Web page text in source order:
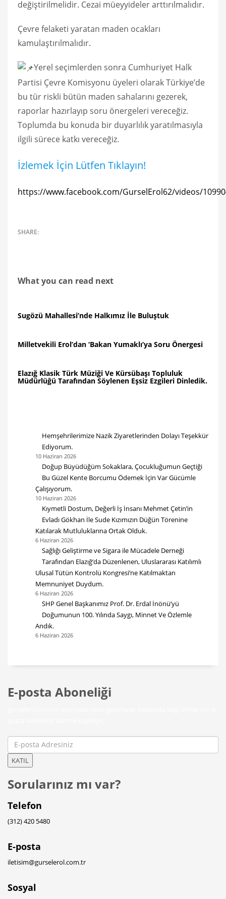
değiştirilmelidir. Cezai müeyyideler arttırılmalıdır.
Çevre felaketi yaratan maden ocakları
kamulaştırılmalıdır.
Yerel seçimlerden sonra Cumhuriyet Halk
Partisi Çevre Komisyonu üyeleri olarak Türkiye’de
bu tür riskli bütün maden sahalarını gezerek,
raporlar hazırlayıp soru önergeleri vereceğiz.
Toplumda bu konuda bir duyarlılık yaratılmasıyla
ilgili sürece katkı vereceğiz.
İzlemek İçin Lütfen Tıklayın!
https://www.facebook.com/GurselErol62/videos/
What you can read next
Sugözü Mahallesi’nde Halkımız İle Buluştuk
Milletvekili Erol’dan ‘Bakan Yumaklı’ya Soru Önergesi
Elazığ Klasik Türk Müziği Ve Kürsübaşı Topluluk
Müdürlüğü Tarafından Söylenen Eşsiz Ezgileri Dinledik.
Hemşehrilerimize Nazik Ziyaretlerinden Dolayı Teşekkür
Ediyorum.
10 Haziran 2026
Doğup Büyüdüğüm Sokaklara, Çocukluğumun Geçtiği
Bu Güzel Kente Borcumu Ödemek İçin Var Gücümle
Çalışıyorum.
10 Haziran 2026
Kıymetli Dostum, Değerli İş İnsanı Mehmet Çetin’in
Evladı Gökhan İle Sude Kızımızın Düğün Törenine
Katılarak Mutluluklarına Ortak Olduk.
6 Haziran 2026
Sağlığı Geliştirme ve Sigara ile Mücadele Derneği
Tarafından Elazığ’da Düzenlenen, Uluslararası Katılımlı
Ulusal Tütün Kontrolü Kongresi’ne Katılmaktan
Memnuniyet Duydum.
6 Haziran 2026
SHP Genel Başkanımız Prof. Dr. Erdal İnönü’yü
Doğumunun 100. Yılında Saygı, Minnet Ve Özlemle
Andık.
6 Haziran 2026
E-posta Aboneliği
KATIL
Sorularınız mı var?
Telefon
(312) 420 5480
E-posta
iletisim@gurselerol.com.tr
Sosyal